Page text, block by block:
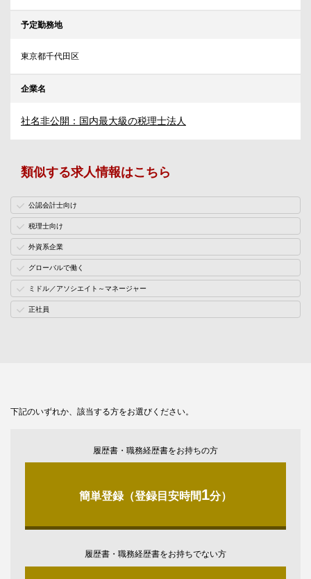
予定勤務地
東京都千代田区
企業名
社名非公開：国内最大級の税理士法人
類似する求人情報はこちら
公認会計士向け
税理士向け
外資系企業
グローバルで働く
ミドル／アソシエイト～マネージャー
正社員
下記のいずれか、該当する方をお選びください。
履歴書・職務経歴書をお持ちの方
簡単登録（登録目安時間1分）
履歴書・職務経歴書をお持ちでない方